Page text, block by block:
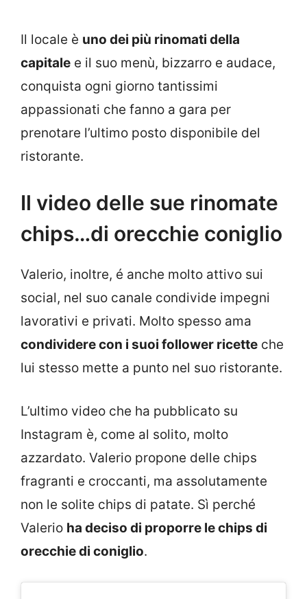
Il locale è uno dei più rinomati della
capitale e il suo menù, bizzarro e audace,
conquista ogni giorno tantissimi
appassionati che fanno a gara per
prenotare l’ultimo posto disponibile del
ristorante.
Il video delle sue rinomate
chips…di orecchie coniglio
Valerio, inoltre, é anche molto attivo sui
social, nel suo canale condivide impegni
lavorativi e privati. Molto spesso ama
condividere con i suoi follower ricette che
lui stesso mette a punto nel suo ristorante.
L’ultimo video che ha pubblicato su
Instagram è, come al solito, molto
azzardato. Valerio propone delle chips
fragranti e croccanti, ma assolutamente
non le solite chips di patate. Sì perché
Valerio ha deciso di proporre le chips di
orecchie di coniglio.